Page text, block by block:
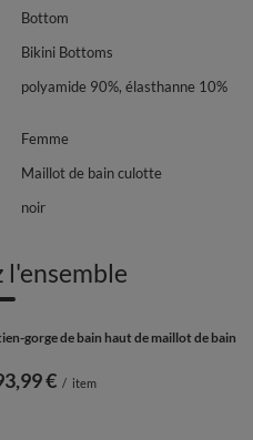
Bottom
Bikini Bottoms
polyamide 90%, élasthanne 10%
Femme
Maillot de bain culotte
noir
l'ensemble
gorge de bain haut de maillot de bain
le bas
€ / item